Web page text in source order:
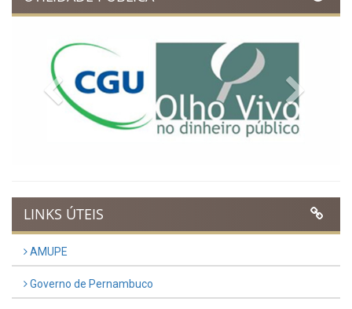
Previous
LINKS ÚTEIS
AMUPE
Governo de Pernambuco